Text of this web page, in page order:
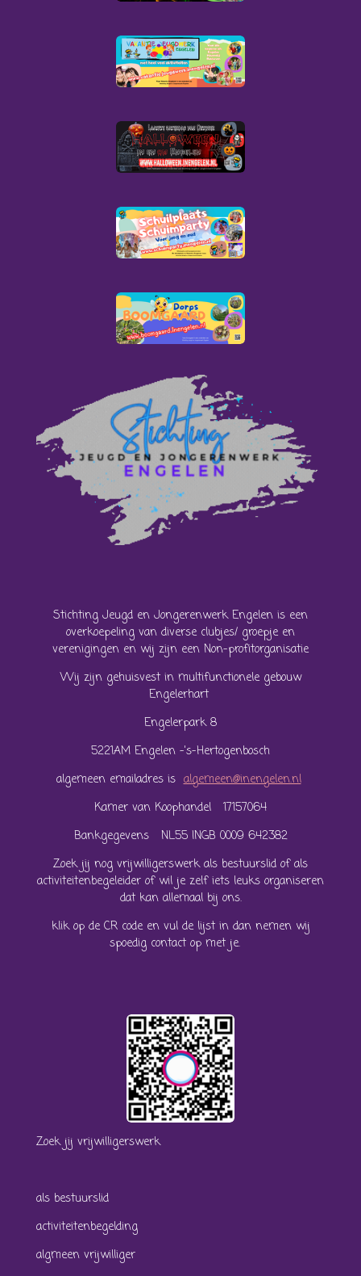
Stichting Jeugd en Jongerenwerk Engelen is een
overkoepeling van diverse clubjes/ groepje en
verenigingen en wij zijn een Non-profitorganisatie
Wij zijn gehuisvest in multifunctionele gebouw
Engelerhart
Engelerpark 8
5221AM Engelen -'s-Hertogenbosch
algemeen emailadres isalgemeen@inengelen.nl
Kamer van Koophandel 17157064
Bankgegevens NL55 INGB 0009 642382
Zoek jij nog vrijwilligerswerk als bestuurslid of als
activiteitenbegeleider of wil je zelf iets leuks organiseren
dat kan allemaal bij ons.
klik op de CR code en vul de lijst in dan nemen wij
spoedig contact op met je.
Zoek jij vrijwilligerswerk
als bestuurslid
activiteitenbegelding
algmeen vrijwilliger